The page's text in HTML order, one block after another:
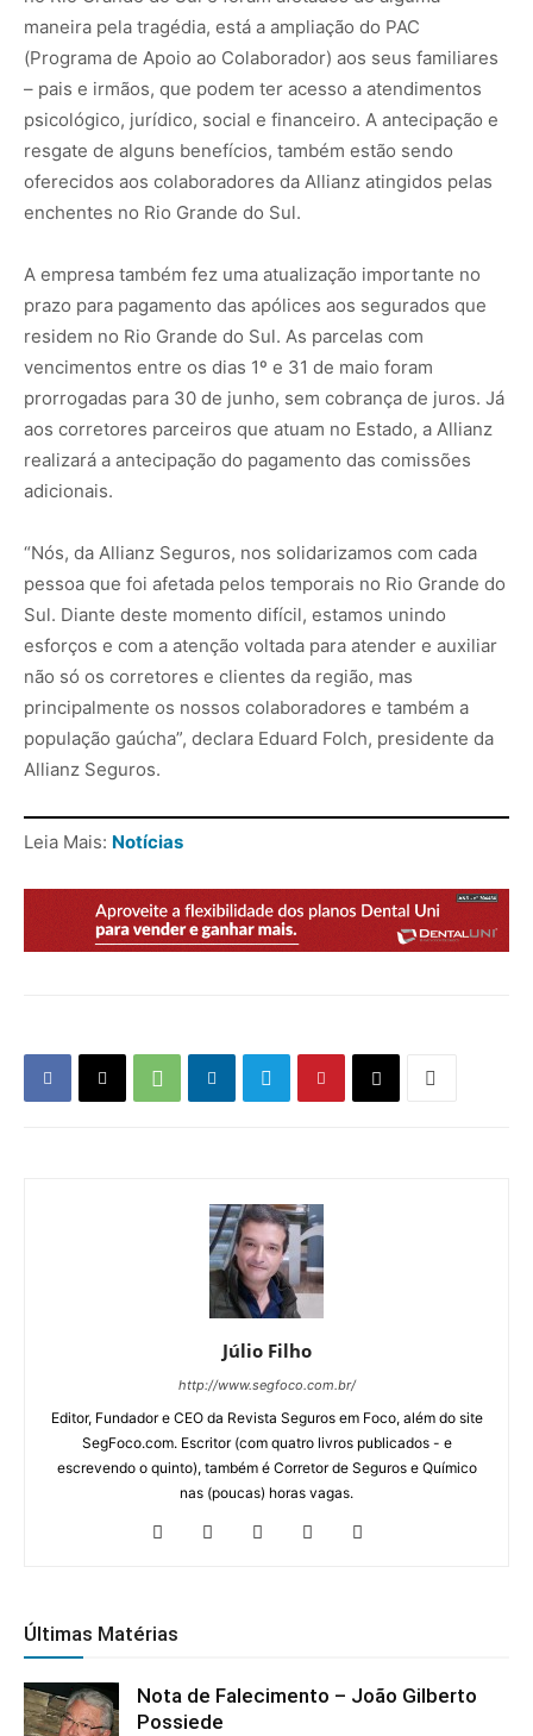
maneira pela tragédia, está a ampliação do PAC
(Programa de Apoio ao Colaborador) aos seus familiares
– pais e irmãos, que podem ter acesso a atendimentos
psicológico, jurídico, social e financeiro. A antecipação e
resgate de alguns benefícios, também estão sendo
oferecidos aos colaboradores da Allianz atingidos pelas
enchentes no Rio Grande do Sul.
A empresa também fez uma atualização importante no
prazo para pagamento das apólices aos segurados que
residem no Rio Grande do Sul. As parcelas com
vencimentos entre os dias 1º e 31 de maio foram
prorrogadas para 30 de junho, sem cobrança de juros. Já
aos corretores parceiros que atuam no Estado, a Allianz
realizará a antecipação do pagamento das comissões
adicionais.
“Nós, da Allianz Seguros, nos solidarizamos com cada
pessoa que foi afetada pelos temporais no Rio Grande do
Sul. Diante deste momento difícil, estamos unindo
esforços e com a atenção voltada para atender e auxiliar
não só os corretores e clientes da região, mas
principalmente os nossos colaboradores e também a
população gaúcha”, declara Eduard Folch, presidente da
Allianz Seguros.
Leia Mais: Notícias
Júlio Filho
http://www.segfoco.com.br/
Editor, Fundador e CEO da Revista Seguros em Foco, além do site
SegFoco.com. Escritor (com quatro livros publicados - e
escrevendo o quinto), também é Corretor de Seguros e Químico
nas (poucas) horas vagas.
Últimas Matérias
Nota de Falecimento – João Gilberto
Possiede